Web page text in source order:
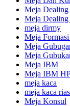
Meja Dealing
Meja Dealing
meja dirmy
Meja
Meja
Meja
Meja IBM
Meja IBM
meja kaca
meja kaca rias
Meja Konsul